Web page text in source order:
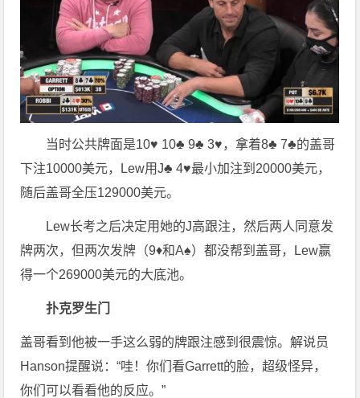
当时公共牌面是10♥ 10♣ 9♣ 3♥，拿着8♣ 7♣的盖哥
下注10000美元，Lew用J♣ 4♥最小加注到20000美元，
随后盖哥全压129000美元。
Lew长考之后决定用她的J高跟注，然后两人同意发
牌两次，但两次发牌（9♦和A♠）都没帮到盖哥，Lew赢
得一个269000美元的大底池。
扑克罗生门
盖哥看到他被一手这么弱的牌跟注感到很震惊。解说员
Hanson提醒说：“哇！你们看Garrett的脸，超级怪异，
你们可以看看他的反应。”